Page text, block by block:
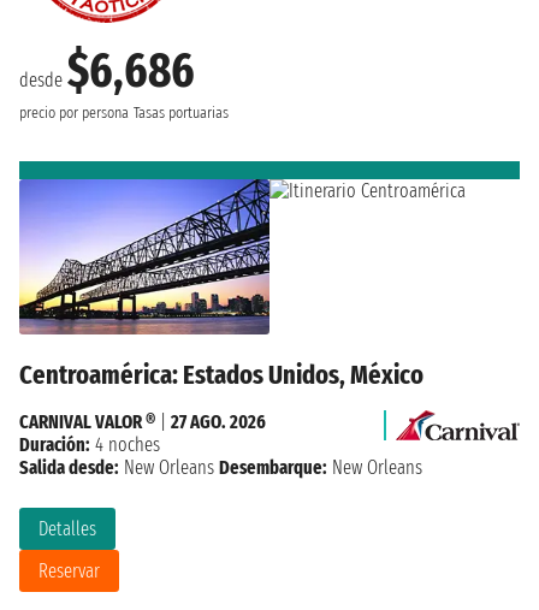
desde $6,686
precio por persona Tasas portuarias
Centroamérica: Estados Unidos, México
Detalles
Reservar
CARNIVAL VALOR ®
27 AGO. 2026
Duración: 4 noches
Salida desde: New Orleans Desembarque: New Orleans